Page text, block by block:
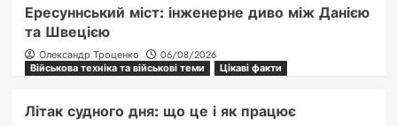
Ересуннський міст: інженерне диво між Данією
та Швецією
Олександр Троценко
06/08/2026
Військова техніка та військові теми
Цікаві факти
Літак судного дня: що це і як працює